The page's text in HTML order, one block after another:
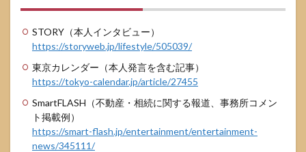
STORY（本人インタビュー）
https://storyweb.jp/lifestyle/505039/
東京カレンダー（本人発言を含む記事）
https://tokyo-calendar.jp/article/27455
SmartFLASH（不動産・相続に関する報道、事務所コメン
ト掲載例）
https://smart-flash.jp/entertainment/entertainment-
news/345111/